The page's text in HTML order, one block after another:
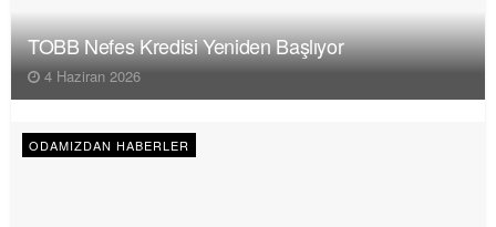
TOBB Nefes Kredisi Yeniden Başlıyor
4 Haziran 2026
ODAMIZDAN HABERLER